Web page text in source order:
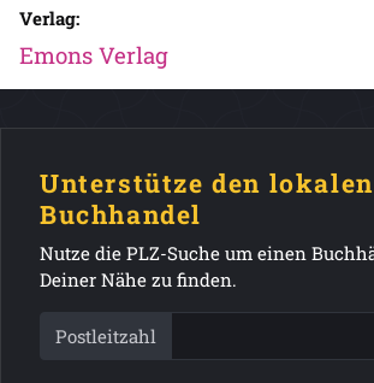
Verlag:
Emons Verlag
Unterstütze den lokalen
Buchhandel
Nutze die PLZ-Suche um einen
Deiner Nähe zu finden.
Postleitzahl